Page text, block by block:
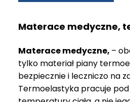
Materace medyczne,
Materace medyczne, –
tylko materiał piany
bezpiecznie i leczniczo na
Termoelastyka pracuje pod